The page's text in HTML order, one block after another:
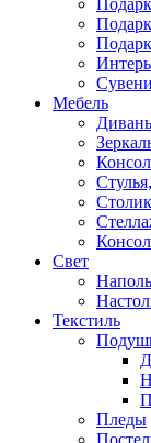
Мебель
Свет
Текстиль
Пледы